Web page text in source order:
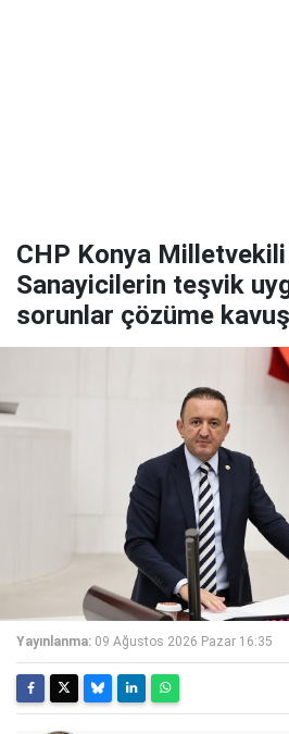
CHP Konya
Sanayicilerin teşvik
sorunlar çözüme
Yayınlanma: 09 Ağustos 2026 Pazar 16:35